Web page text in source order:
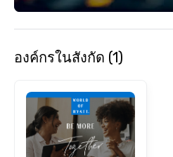
องค์กรในสังกัด (1)